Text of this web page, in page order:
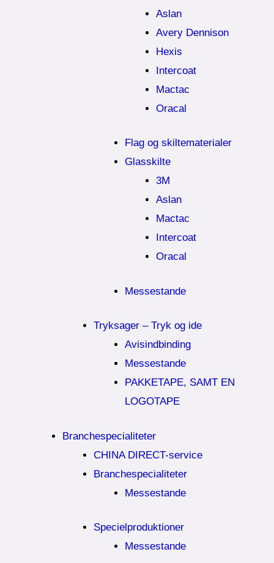
Aslan
Avery Dennison
Hexis
Intercoat
Mactac
Oracal
Flag og skiltematerialer
Glasskilte
3M
Aslan
Mactac
Intercoat
Oracal
Messestande
Tryksager – Tryk og ide
Avisindbinding
Messestande
PAKKETAPE, SAMT EN
LOGOTAPE
Branchespecialiteter
CHINA DIRECT-service
Branchespecialiteter
Messestande
Specielproduktioner
Messestande